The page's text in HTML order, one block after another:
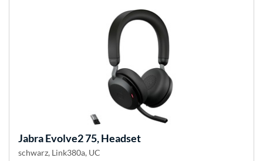
JabraEvolve2 75, Headset
schwarz, Link380a, UC